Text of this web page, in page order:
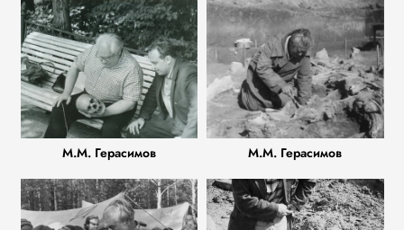
М.М. Герасимов М.М. Герасимов